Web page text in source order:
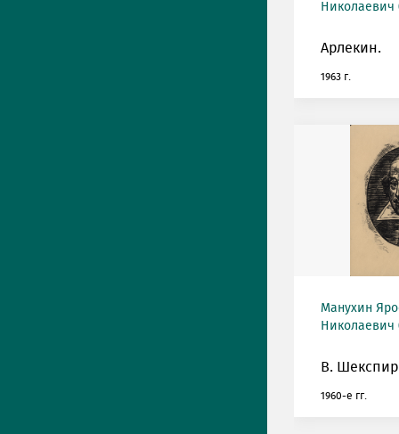
Николаевич
Арлекин.
1963 г.
Манухин
Николаевич
В.
1960-е гг.